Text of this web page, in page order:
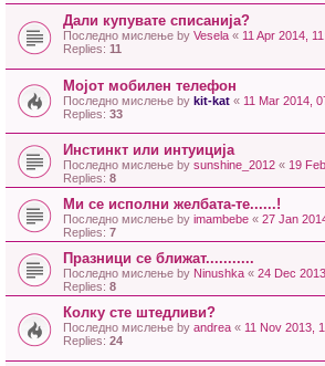
Дали купувате списанија?
Последно мислење by Vesela « 11 Apr 2014,
Replies: 11
Мојот мобилен телефон
Последно мислење by kit-kat « 11 Mar 2014,
Replies: 33
Инстинкт или интуиција
Последно мислење by sunshine_2012 « 19
Replies: 8
Ми се исполни желбата-те......!
Последно мислење by imambebe « 27 Jan
Replies: 7
Празници се ближат...........
Последно мислење by Ninushka « 24 Dec
Replies: 8
Колку сте штедливи?
Последно мислење by andrea « 11 Nov 2013,
Replies: 24